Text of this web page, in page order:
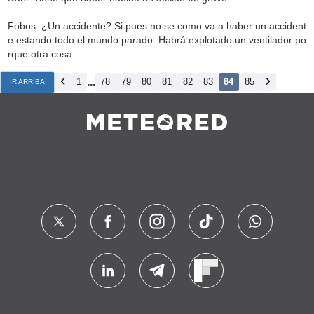
Fobos: ¿Un accidente? Si pues no se como va a haber un accident
e estando todo el mundo parado. Habrá explotado un ventilador po
rque otra cosa...
IR ARRIBA 1 ... 78 79 80 81 82 83 84 85